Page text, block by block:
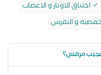
اختناق الاوتار و الاعصاب
و النقرس
عجيب مرقس؟